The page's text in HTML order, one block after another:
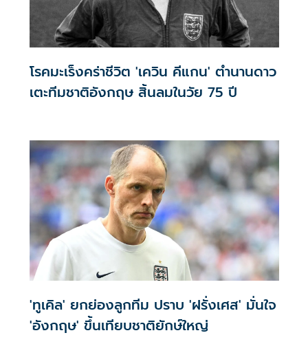
โรคมะเร็งคร่าชีวิต 'เควิน คีแกน' ตำนานดาว
เตะทีมชาติอังกฤษ สิ้นลมในวัย 75 ปี
'ทูเคิล' ยกย่องลูกทีม ปราบ 'ฝรั่งเศส' มั่นใจ
'อังกฤษ' ขึ้นเทียบชาติยักษ์ใหญ่